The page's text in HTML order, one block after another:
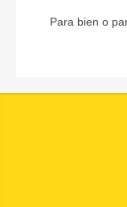
Para bien o